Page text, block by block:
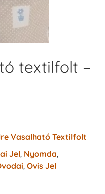
textilfolt –
Vasalható Textilfolt
Jel Nyomda
Ovis Jel